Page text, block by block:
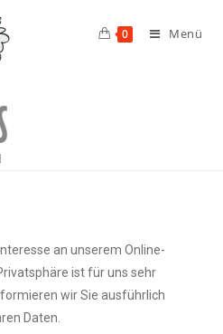
0 Menü
an unserem Online-
ist für uns sehr
wir Sie ausführlich
Daten.